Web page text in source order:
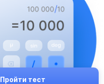
Пройти тест